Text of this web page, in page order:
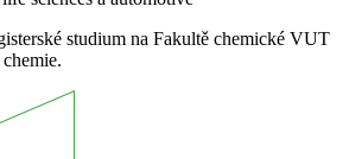
studium na Fakultě chemické VUT